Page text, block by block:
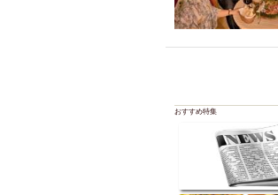
おすすめ特集